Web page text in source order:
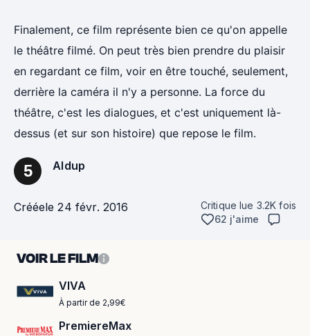
Finalement, ce film représente bien ce qu'on appelle
le théâtre filmé. On peut très bien prendre du plaisir
en regardant ce film, voir en être touché, seulement,
derrière la caméra il n'y a personne. La force du
théâtre, c'est les dialogues, et c'est uniquement là-
dessus (et sur son histoire) que repose le film.
5 Aldup
Crééele 24 févr. 2016 Critique lue 3.2K fois
62 j'aime
VOIR LE FILM
VIVA
À partir de 2,99€
PremiereMax